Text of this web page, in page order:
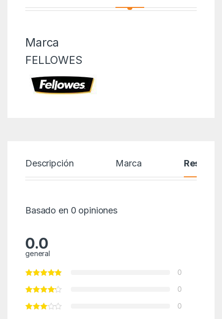
Marca
FELLOWES
Descripción Marca Reseñas
Basado en 0 opiniones
0.0
general
0
0
0